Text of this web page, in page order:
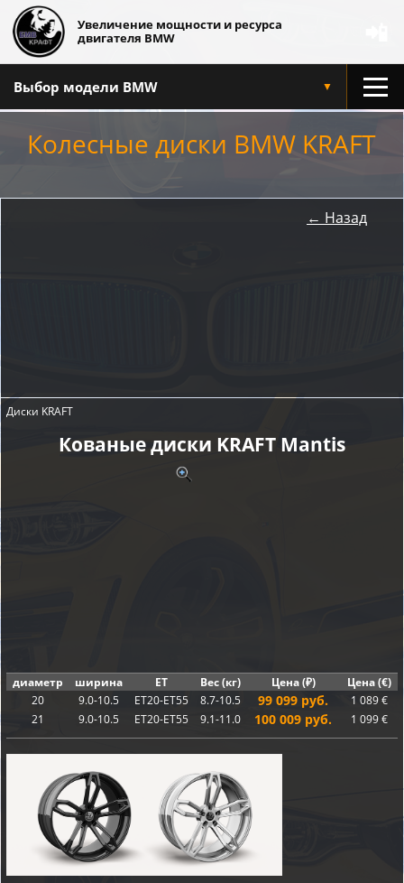
Увеличение мощности и ресурса
двигателя BMW
Выбор модели BMW ▼
Колесные диски BMW KRAFT
← Назад
Диски KRAFT
Кованые диски KRAFT Mantis
диаметр ширина ET Вес (кг) Цена (₽)
Цена (€)
20
9.0-10.5 ET20-ET55 8.7-10.5 99 099 руб.
1 089 €
21
9.0-10.5 ET20-ET55 9.1-11.0 100 009 руб. 1 099 €